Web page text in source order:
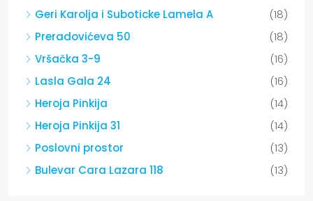
Geri Karolja i Suboticke Lamela A
(18)
Preradovićeva 50
(18)
Vršačka 3-9
(16)
Lasla Gala 24
(16)
Heroja Pinkija
(14)
Heroja Pinkija 31
(14)
Poslovni prostor
(13)
Bulevar Cara Lazara 118
(13)